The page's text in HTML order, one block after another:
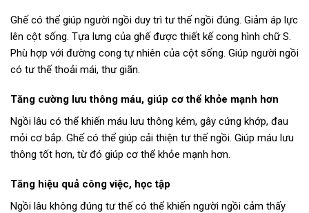
Ghế có thể giúp người ngồi duy trì tư thế ngồi đúng. Giảm áp lực
lên cột sống. Tựa lưng của ghế được thiết kế cong hình chữ S.
Phù hợp với đường cong tự nhiên của cột sống. Giúp người ngồi
có tư thế thoải mái, thư giãn.
Tăng cường lưu thông máu, giúp cơ thể khỏe mạnh hơn
Ngồi lâu có thể khiến máu lưu thông kém, gây cứng khớp, đau
mỏi cơ bắp. Ghế có thể giúp cải thiện tư thế ngồi. Giúp máu lưu
thông tốt hơn, từ đó giúp cơ thể khỏe mạnh hơn.
Tăng hiệu quả công việc, học tập
Ngồi lâu không đúng tư thế có thể khiến người ngồi cảm thấy